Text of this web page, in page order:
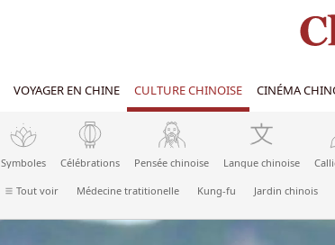
VOYAGER EN CHINE CULTURE CHINOISE CINÉMA
Symboles Célébrations Pensée chinoise Langue chinoise
Tout voir Médecine tratitionelle Kung-fu Jardin chinois